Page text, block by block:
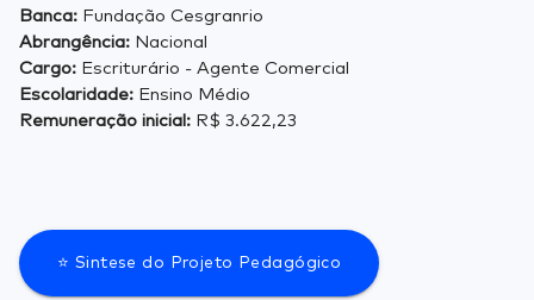
Banca: Fundação Cesgranrio
Abrangência: Nacional
Cargo: Escriturário - Agente Comercial
Escolaridade: Ensino Médio
Remuneração inicial: R$ 3.622,23 ​
⭐ Sintese do Projeto Pedagógico